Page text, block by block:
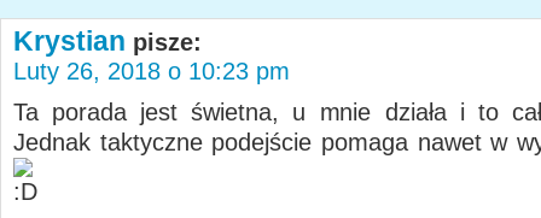
Krystian pisze:
Luty 26, 2018 o 10:23 pm
Ta porada jest świetna, u mnie działa i to
Jednak taktyczne podejście pomaga nawet w